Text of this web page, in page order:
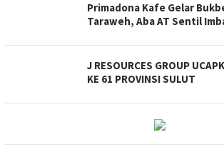
Primadona Kafe Gelar
Taraweh, Aba AT Sentil
J RESOURCES GROUP
KE 61 PROVINSI SULUT